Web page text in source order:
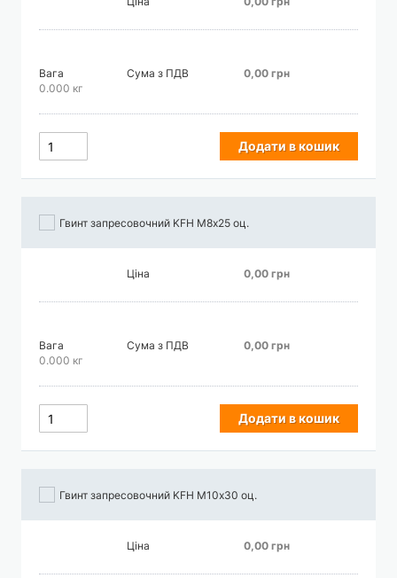
Вага
0.000 кг
Сума з ПДВ 0,00 грн
Додати в кошик
Гвинт запресовочний KFH М8х25 оц.
Ціна 0,00 грн
Вага
0.000 кг
Сума з ПДВ 0,00 грн
Додати в кошик
Гвинт запресовочний KFH М10х30 оц.
Ціна 0,00 грн